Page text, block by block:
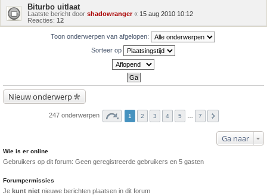
Biturbo uitlaat
Laatste bericht door shadowranger« 15 aug 2010 10:12
Reacties: 12
Toon onderwerpen van afgelopen:
Sorteer op
Nieuw onderwerp
247 onderwerpen 1 2 3 4 5 7
Ga naar
Wie is er online
Gebruikers op dit forum: Geen geregistreerde gebruikers en 5 gasten
Forumpermissies
Je kunt niet nieuwe berichten plaatsen in dit forum